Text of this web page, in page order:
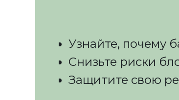
Узнайте, почему
Снизьте риски
Защитите свою